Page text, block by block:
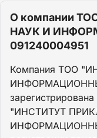
О компании
НАУК И
091240004951
Компания ТОО
"ИНСТИТУТ